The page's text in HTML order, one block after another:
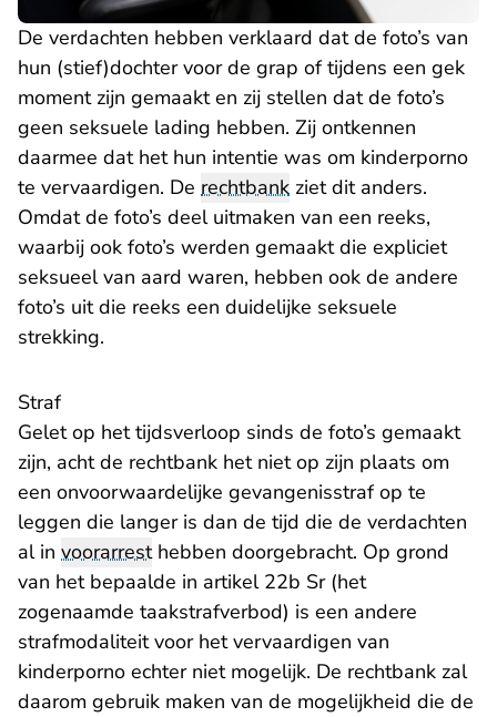
De verdachten hebben verklaard dat de foto’s van
hun (stief)dochter voor de grap of tijdens een gek
moment zijn gemaakt en zij stellen dat de foto’s
geen seksuele lading hebben. Zij ontkennen
daarmee dat het hun intentie was om kinderporno
te vervaardigen. De rechtbank ziet dit anders.
Omdat de foto’s deel uitmaken van een reeks,
waarbij ook foto’s werden gemaakt die expliciet
seksueel van aard waren, hebben ook de andere
foto’s uit die reeks een duidelijke seksuele
strekking.
Straf
Gelet op het tijdsverloop sinds de foto’s gemaakt
zijn, acht de rechtbank het niet op zijn plaats om
een onvoorwaardelijke gevangenisstraf op te
leggen die langer is dan de tijd die de verdachten
al in voorarresthebben doorgebracht. Op grond
van het bepaalde in artikel 22b Sr (het
zogenaamde taakstrafverbod) is een andere
strafmodaliteit voor het vervaardigen van
kinderporno echter niet mogelijk. De rechtbank zal
daarom gebruik maken van de mogelijkheid die de